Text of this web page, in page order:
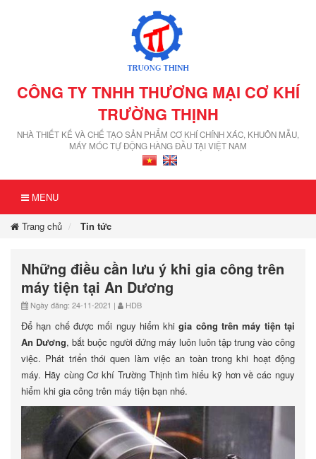
CÔNG TY TNHH THƯƠNG MẠI CƠ KHÍ
TRƯỜNG THỊNH
NHÀ THIẾT KẾ VÀ CHẾ TẠO SẢN PHẨM CƠ KHÍ CHÍNH XÁC, KHUÔN MẪU,
MÁY MÓC TỰ ĐỘNG HÀNG ĐẦU TẠI VIỆT NAM
MENU
Trang chủ Tin tức
Những điều cần lưu ý khi gia công trên
máy tiện tại An Dương
Ngày đăng: 24-11-2021 | HDB
Để hạn chế được mối nguy hiểm khigia công trên máy tiện tại
An Dương, bắt buộc người đứng máy luôn luôn tập trung vào công
việc. Phát triển thói quen làm việc an toàn trong khi hoạt động
máy. Hãy cùng Cơ khí Trường Thịnh tìm hiểu kỹ hơn về các nguy
hiểm khi gia công trên máy tiện bạn nhé.